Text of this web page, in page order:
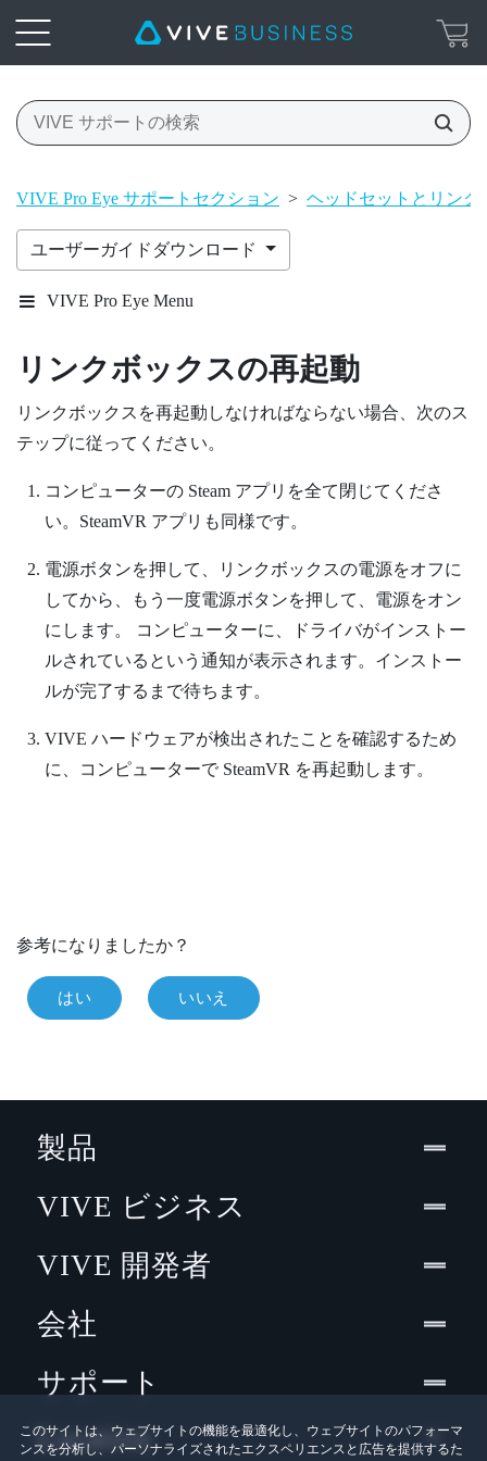
VIVE Pro Eye サポートセクション > ヘッドセットとリンク
ユーザーガイドダウンロード
VIVE Pro Eye Menu
リンクボックスの再起動
リンクボックスを再起動しなければならない場合、次のス
テップに従ってください。
コンピューターの Steamアプリを全て閉じてくださ
い。 SteamVR アプリも同様です。
電源ボタンを押して、リンクボックスの電源をオフに
してから、もう一度電源ボタンを押して、電源をオン
にします。
コンピューターに、ドライバがインストー
ルされているという通知が表示されます。インストー
ルが完了するまで待ちます。
VIVE ハードウェアが検出されたことを確認するため
に、コンピューターで SteamVR を再起動します。
参考になりましたか？
はい いいえ
このサイトは、ウェブサイトの機能を最適化し、ウェブサイトのパフォーマ
ンスを分析し、パーソナライズされたエクスペリエンスと広告を提供するた
製品
VIVE ビジネス
VIVE 開発者
会社
サポート
Location